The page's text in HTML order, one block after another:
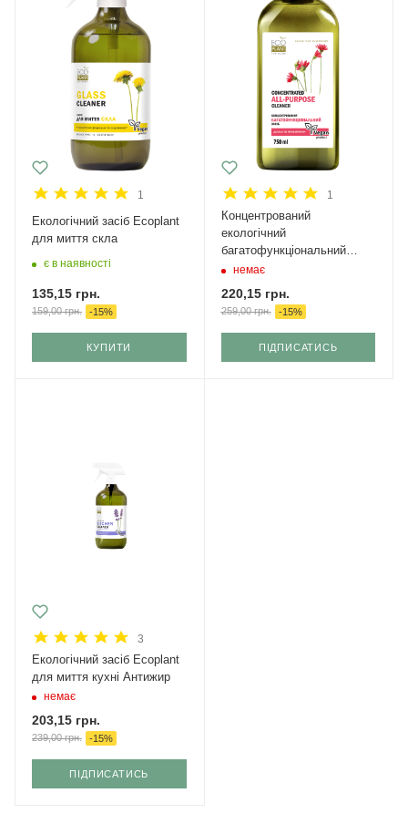
1
Екологічний засіб Ecoplant
для миття скла
є в наявності
135,15 грн.
159,00грн. -15%
КУПИТИ
1
Концентрований
екологічний
багатофункціональний
засіб Ecoplant
немає
220,15грн.
259,00грн. -15%
ПІДПИСАТИСЬ
3
Екологічний засіб Ecoplant
для миття кухні Антижир
немає
203,15 грн.
239,00грн. -15%
ПІДПИСАТИСЬ